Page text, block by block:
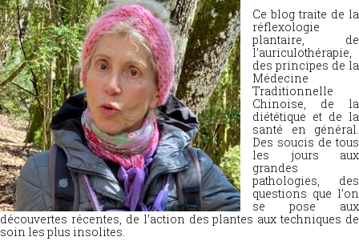
Ce blog traite de la
réflexologie
plantaire, de
l’auriculothérapie,
des principes de la
Médecine
Traditionnelle
Chinoise, de la
diététique et de la
santé en général.
Des soucis de tous
les jours aux
grandes
pathologies, des
questions que l’on
se pose aux
découvertes récentes, de l’action des plantes aux techniques de
soin les plus insolites.